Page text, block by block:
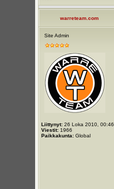
warreteam.com
Site Admin
Liittynyt:26 Loka 2010, 00:46
Viestit:1966
Paikkakunta:Global